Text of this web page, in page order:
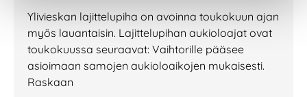
Ylivieskan lajittelupiha on avoinna toukokuun ajan
myös lauantaisin. Lajittelupihan aukioloajat ovat
toukokuussa seuraavat: Vaihtorille pääsee
asioimaan samojen aukioloaikojen mukaisesti.
Raskaan